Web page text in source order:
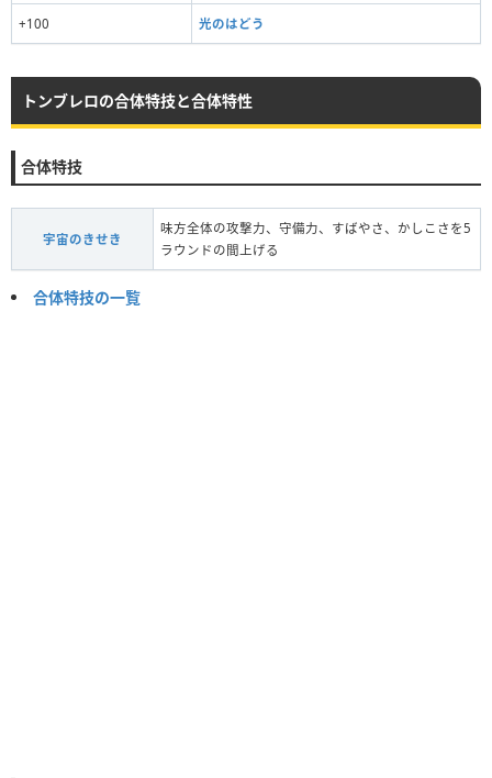
+100 光のはどう
トンブレロの合体特技と合体特性
合体特技
宇宙のきせき
味方全体の攻撃力、守備力、すばやさ、かしこさを5
ラウンドの間上げる
合体特技の一覧